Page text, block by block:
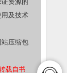
及技术
压缩包
载自书